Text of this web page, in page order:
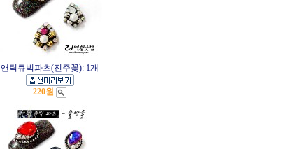
앤틱큐빅파츠(진주꽃): 1개
220원